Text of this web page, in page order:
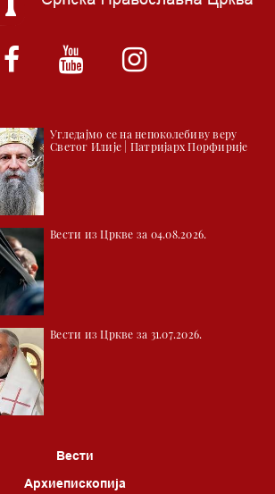
емитујемо на сваки пун сат
Угледајмо се на непоколебиву веру
Светог Илије | Патријарх Порфирије
Вести из Цркве за 04.08.2026.
Вести из Цркве за 31.07.2026.
Вести
Архиепископија